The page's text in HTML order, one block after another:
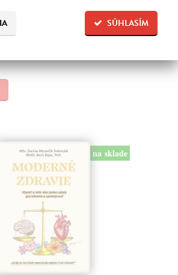
SÚHLASÍM
na sklade